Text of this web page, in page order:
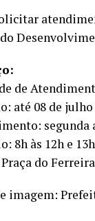
de
até 08 de julho
segunda
8h às 12h e
do
imagem: